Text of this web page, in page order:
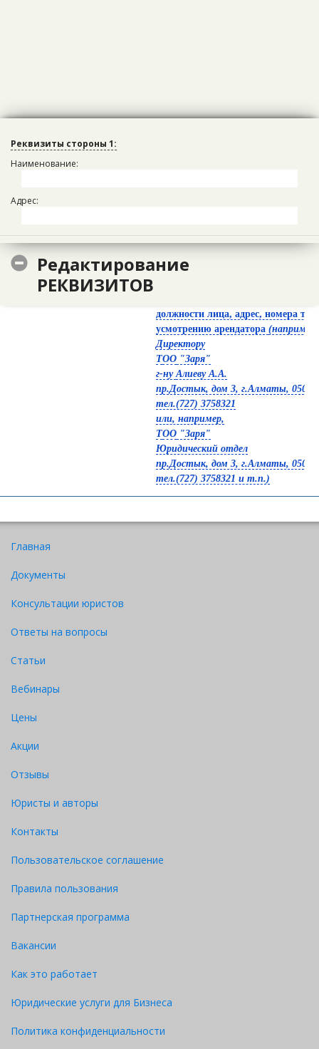
Реквизиты стороны 1:
Наименование:
Адрес:
Редактирование
РЕКВИЗИТОВ
Фирменный бланк арендатора
ДД.ММ.ГГГГг. № исходящий порядковый номер
должности лица, адрес, номера
усмотрению арендатора (например,
Директору
ТОО "Заря"
г-ну Алиеву А.А.
пр.Достык, дом 3, г.Алматы,
тел.(727) 3758321
или, например,
ТОО "Заря"
Юридический отдел
пр.Достык, дом 3, г.Алматы,
​тел.(727) 3758321 и т.п.)
ввиду не предоставления
С уважением,
Наименование
подписавшего
телефона, в том
электронной почты
Скачать
Главная
Документы
Консультации юристов
Ответы на вопросы
Статьи
Вебинары
Цены
Акции
Отзывы
Юристы и авторы
Контакты
Пользовательское соглашение
Правила пользования
Партнерская программа
Вакансии
Как это работает
Юридические услуги для Бизнеса
Политика конфиденциальности